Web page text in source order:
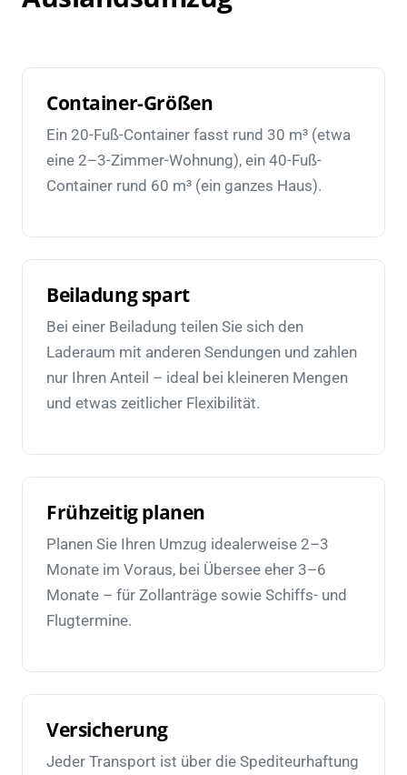
Container-Größen
Ein 20-Fuß-Container fasst rund 30 m³ (etwa
eine 2–3-Zimmer-Wohnung), ein 40-Fuß-
Container rund 60 m³ (ein ganzes Haus).
Beiladung spart
Bei einer Beiladung teilen Sie sich den
Laderaum mit anderen Sendungen und zahlen
nur Ihren Anteil – ideal bei kleineren Mengen
und etwas zeitlicher Flexibilität.
Frühzeitig planen
Planen Sie Ihren Umzug idealerweise 2–3
Monate im Voraus, bei Übersee eher 3–6
Monate – für Zollanträge sowie Schiffs- und
Flugtermine.
Versicherung
Jeder Transport ist über die Spediteurhaftung